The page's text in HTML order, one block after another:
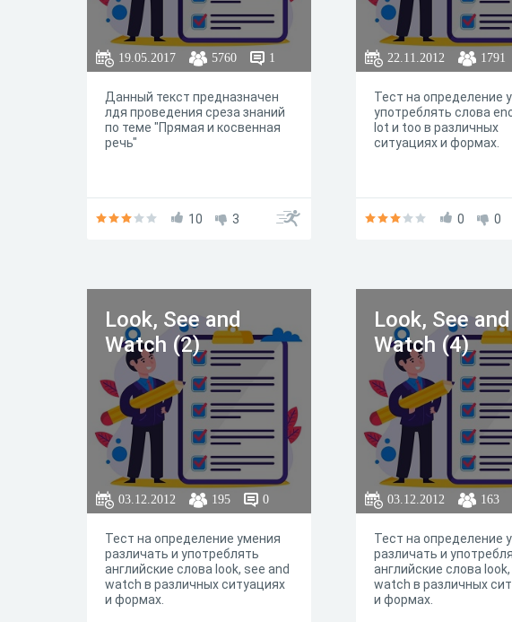
19.05.2017 5760 1
Данный текст предназначен
лдя проведения среза знаний
по теме "Прямая и косвенная
речь"
10 3
22.11.2012 1791
Тест на определение
употреблять слова
lot и too в различных
ситуациях и формах.
0 0
Look, See and
Watch (2)
03.12.2012 195 0
Тест на определение умения
различать и употреблять
английские слова look, see and
watch в различных ситуациях
и формах.
Look, See and
Watch (4)
03.12.2012 163
Тест на определение
различать и
английские слова
watch в различных
и формах.